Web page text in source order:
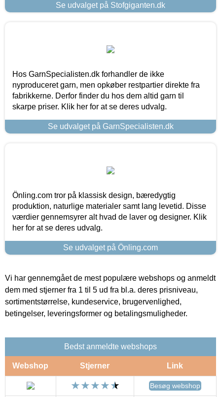
Se udvalget på Stofgiganten.dk
Hos GarnSpecialisten.dk forhandler de ikke
nyproduceret garn, men opkøber restpartier direkte fra
fabrikkerne. Derfor finder du hos dem altid garn til
skarpe priser. Klik her for at se deres udvalg.
Se udvalget på GarnSpecialisten.dk
Önling.com tror på klassisk design, bæredygtig
produktion, naturlige materialer samt lang levetid. Disse
værdier gennemsyrer alt hvad de laver og designer. Klik
her for at se deres udvalg.
Se udvalget på Önling.com
Vi har gennemgået de mest populære webshops og anmeldt
dem med stjerner fra 1 til 5 ud fra bl.a. deres prisniveau,
sortimentstørrelse, kundeservice, brugervenlighed,
betingelser, leveringsformer og betalingsmuligheder.
Bedst anmeldte webshops
Webshop Stjerner Link
Besøg webshop